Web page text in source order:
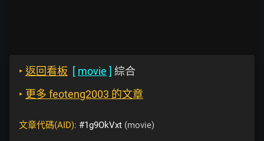
‣ 返回看板 [ movie ] 綜合
‣ 更多 feoteng2003 的文章
文章代碼(AID): #1g9OkVxt (movie)